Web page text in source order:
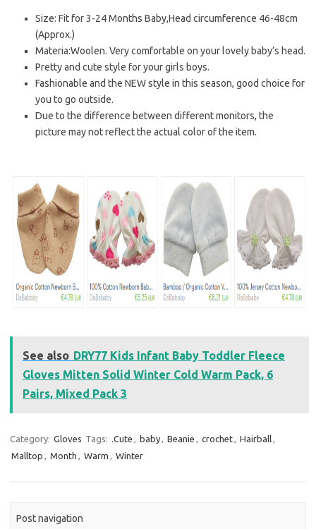
Size: Fit for 3-24 Months Baby,Head circumference 46-48cm
(Approx.)
Materia:Woolen. Very comfortable on your lovely baby’s head.
Pretty and cute style for your girls boys.
Fashionable and the NEW style in this season, good choice for
you to go outside.
Due to the difference between different monitors, the
picture may not reflect the actual color of the item.
See also DRY77 Kids Infant Baby Toddler Fleece
Gloves Mitten Solid Winter Cold Warm Pack, 6
Pairs, Mixed Pack 3
Category: Gloves Tags: .Cute , baby, Beanie , crochet, Hairball,
Malltop , Month , Warm , Winter
Post navigation